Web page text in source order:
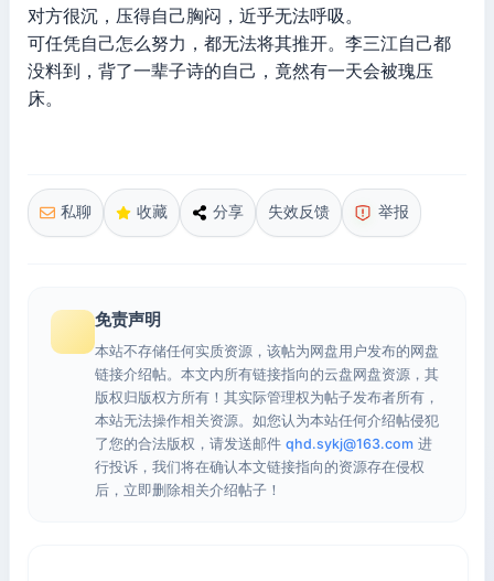
对方很沉，压得自己胸闷，近乎无法呼吸。
可任凭自己怎么努力，都无法将其推开。李三江自己都
没料到，背了一辈子诗的自己，竟然有一天会被瑰压
床。
私聊 收藏 分享 失效反馈 举报
免责声明
本站不存储任何实质资源，该帖为网盘用户发布的网盘
链接介绍帖。本文内所有链接指向的云盘网盘资源，其
版权归版权方所有！其实际管理权为帖子发布者所有，
本站无法操作相关资源。如您认为本站任何介绍帖侵犯
了您的合法版权，请发送邮件 qhd.sykj@163.com 进
行投诉，我们将在确认本文链接指向的资源存在侵权
后，立即删除相关介绍帖子！